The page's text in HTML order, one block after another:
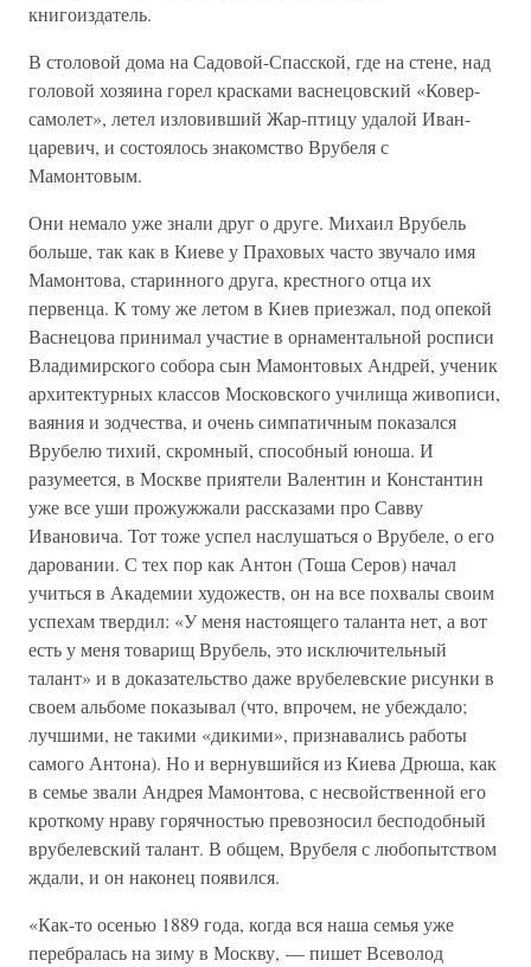
книгоиздатель.
В столовой дома на Садовой-Спасской, где на стене, над
головой хозяина горел красками васнецовский «Ковер-
самолет», летел изловивший Жар-птицу удалой Иван-
царевич, и состоялось знакомство Врубеля с
Мамонтовым.
Они немало уже знали друг о друге. Михаил Врубель
больше, так как в Киеве у Праховых часто звучало имя
Мамонтова, старинного друга, крестного отца их
первенца. К тому же летом в Киев приезжал, под опекой
Васнецова принимал участие в орнаментальной росписи
Владимирского собора сын Мамонтовых Андрей, ученик
архитектурных классов Московского училища живописи,
ваяния и зодчества, и очень симпатичным показался
Врубелю тихий, скромный, способный юноша. И
разумеется, в Москве приятели Валентин и Константин
уже все уши прожужжали рассказами про Савву
Ивановича. Тот тоже успел наслушаться о Врубеле, о его
даровании. С тех пор как Антон (Тоша Серов) начал
учиться в Академии художеств, он на все похвалы своим
успехам твердил: «У меня настоящего таланта нет, а вот
есть у меня товарищ Врубель, это исключительный
талант» и в доказательство даже врубелевские рисунки в
своем альбоме показывал (что, впрочем, не убеждало;
лучшими, не такими «дикими», признавались работы
самого Антона). Но и вернувшийся из Киева Дрюша, как
в семье звали Андрея Мамонтова, с несвойственной его
кроткому нраву горячностью превозносил бесподобный
врубелевский талант. В общем, Врубеля с любопытством
ждали, и он наконец появился.
«Как-то осенью 1889 года, когда вся наша семья уже
перебралась на зиму в Москву, — пишет Всеволод